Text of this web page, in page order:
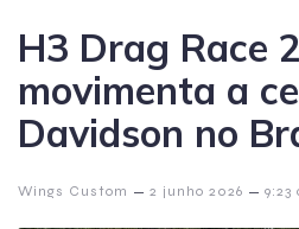
H3 Drag Race
movimenta a
Davidson no
Wings Custom – 2 junho 2026 – 9:23